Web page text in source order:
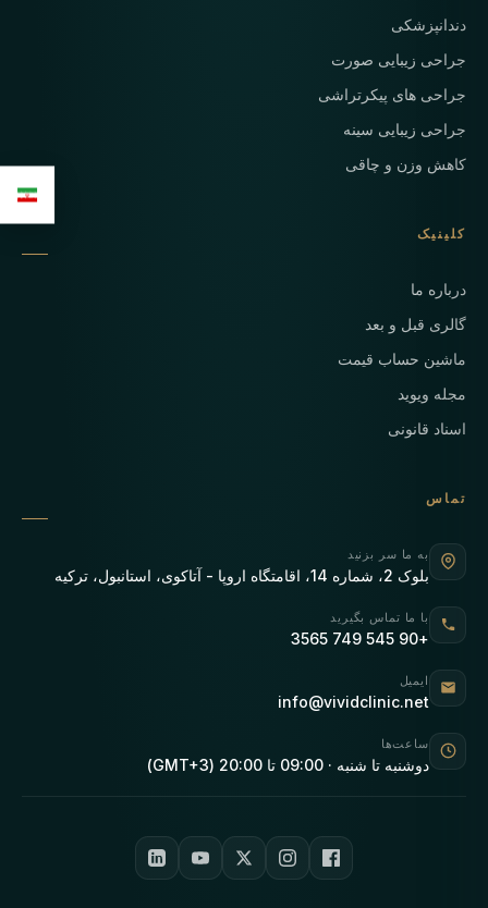
دندانپزشکی
جراحی زیبایی صورت
جراحی های پیکرتراشی
جراحی زیبایی سینه
کاهش وزن و چاقی
کلینیک
درباره ما
گالری قبل و بعد
ماشین حساب قیمت
مجله ویوید
اسناد قانونی
تماس
به ما سر بزنید
بلوک 2، شماره 14، اقامتگاه اروپا - آتاکوی، استانبول، ترکیه
با ما تماس بگیرید
+90 545 749 3565
ایمیل
info@vividclinic.net
ساعت‌ها
دوشنبه تا شنبه · 09:00 تا 20:00 (GMT+3)